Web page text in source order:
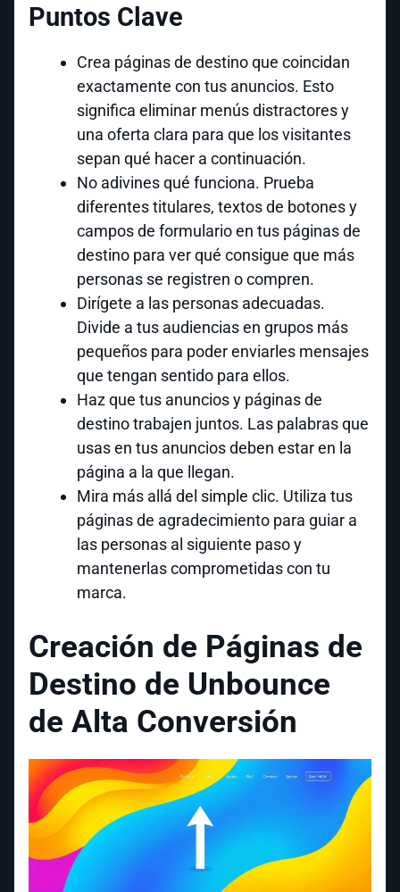
Puntos Clave
Crea páginas de destino que coincidan
exactamente con tus anuncios. Esto
significa eliminar menús distractores y
una oferta clara para que los visitantes
sepan qué hacer a continuación.
No adivines qué funciona. Prueba
diferentes titulares, textos de botones y
campos de formulario en tus páginas de
destino para ver qué consigue que más
personas se registren o compren.
Dirígete a las personas adecuadas.
Divide a tus audiencias en grupos más
pequeños para poder enviarles mensajes
que tengan sentido para ellos.
Haz que tus anuncios y páginas de
destino trabajen juntos. Las palabras que
usas en tus anuncios deben estar en la
página a la que llegan.
Mira más allá del simple clic. Utiliza tus
páginas de agradecimiento para guiar a
las personas al siguiente paso y
mantenerlas comprometidas con tu
marca.
Creación de Páginas de
Destino de Unbounce
de Alta Conversión